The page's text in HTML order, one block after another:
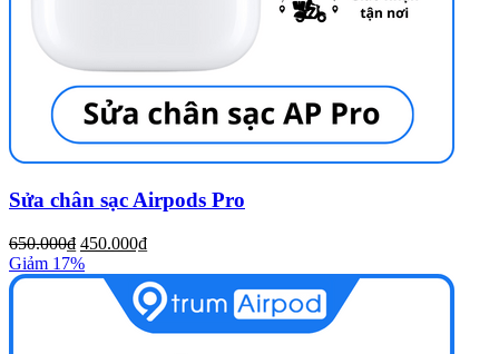
Sửa chân sạc Airpods Pro
650.000₫ 450.000₫
Giảm 17%